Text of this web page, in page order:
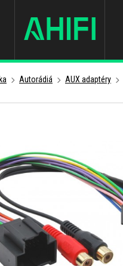
Autorádiá AUX adaptéry